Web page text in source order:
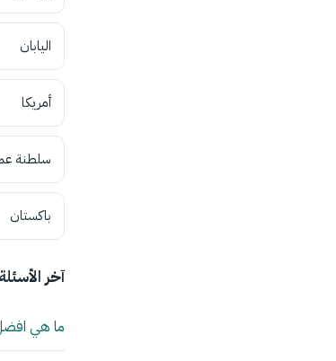
اليابان
أمريكا
سلطنة
باكستان
آخر الأسئلة
ما هي